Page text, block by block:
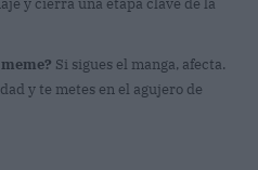
y cierra una etapa clave de la
Si sigues el manga, afecta.
y te metes en el agujero de